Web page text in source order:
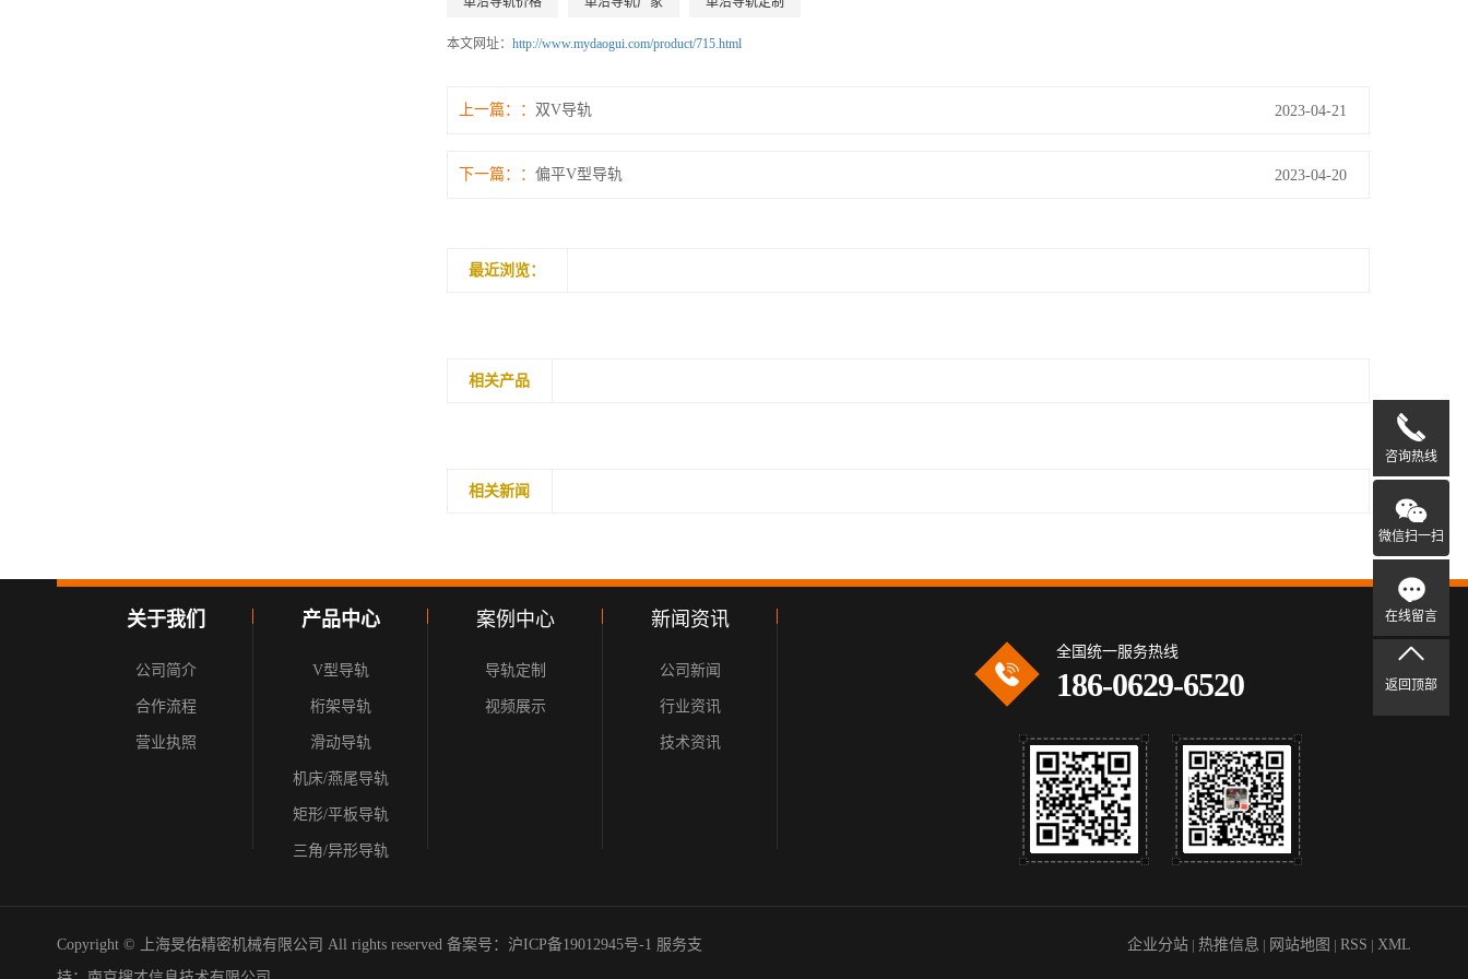
本文网址： http://www.mydaogui.com/product/715.html
上一篇： 双V导轨 2023-04-21
下一篇： 偏平V型导轨 2023-04-20
最近浏览：
相关产品
相关新闻
关于我们
公司简介
合作流程
营业执照
产品中心
V型导轨
桁架导轨
滑动导轨
机床/燕尾导轨
矩形/平板导轨
三角/异形导轨
案例中心
导轨定制
视频展示
新闻资讯
公司新闻
行业资讯
技术资讯
全国统一服务热线
186-0629-6520
Copyright © 上海旻佑精密机械有限公司 All rights reserved 备案号： 沪ICP备19012945号-1 服务支
企业分站 | 热推信息 | 网站地图 | RSS | XML
咨询热线
微信扫一扫
在线留言
返回顶部